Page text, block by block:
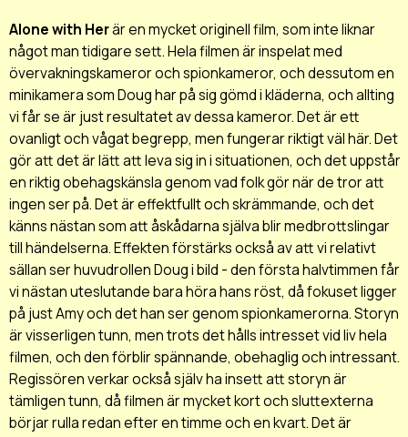
Alone with Herär en mycket originell film, som inte liknar
något man tidigare sett. Hela filmen är inspelat med
övervakningskameror och spionkameror, och dessutom en
minikamera som Doug har på sig gömd i kläderna, och allting
vi får se är just resultatet av dessa kameror. Det är ett
ovanligt och vågat begrepp, men fungerar riktigt väl här. Det
gör att det är lätt att leva sig in i situationen, och det uppstår
en riktig obehagskänsla genom vad folk gör när de tror att
ingen ser på. Det är effektfullt och skrämmande, och det
känns nästan som att åskådarna själva blir medbrottslingar
till händelserna. Effekten förstärks också av att vi relativt
sällan ser huvudrollen Doug i bild - den första halvtimmen får
vi nästan uteslutande bara höra hans röst, då fokuset ligger
på just Amy och det han ser genom spionkamerorna. Storyn
är visserligen tunn, men trots det hålls intresset vid liv hela
filmen, och den förblir spännande, obehaglig och intressant.
Regissören verkar också själv ha insett att storyn är
tämligen tunn, då filmen är mycket kort och sluttexterna
börjar rulla redan efter en timme och en kvart. Det är